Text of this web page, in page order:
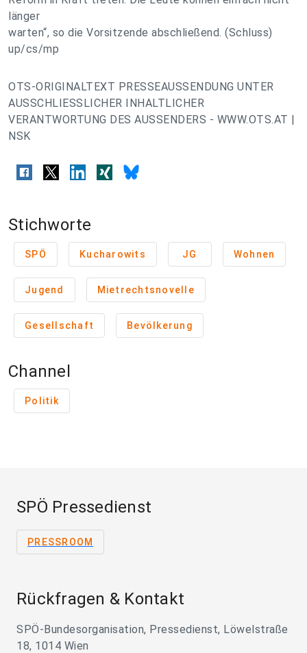
länger
warten“, so die Vorsitzende abschließend. (Schluss)
up/cs/mp
OTS-ORIGINALTEXT PRESSEAUSSENDUNG UNTER
AUSSCHLIESSLICHER INHALTLICHER
VERANTWORTUNG DES AUSSENDERS - WWW.OTS.AT |
NSK
Stichworte
SPÖ Kucharowits JG Wohnen
Jugend Mietrechtsnovelle
Gesellschaft Bevölkerung
Channel
Politik
SPÖ Pressedienst
PRESSROOM
Rückfragen & Kontakt
SPÖ-Bundesorganisation, Pressedienst, Löwelstraße
18, 1014 Wien